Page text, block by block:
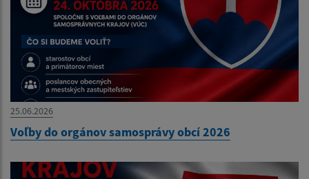
25.06.2026
Voľby do orgánov samosprávy obcí 2026